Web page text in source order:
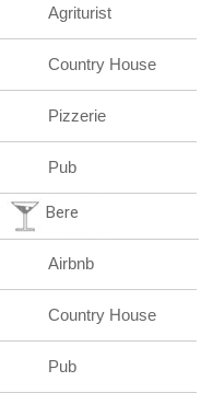
Agriturist
Country House
Pizzerie
Pub
Bere
Airbnb
Country House
Pub